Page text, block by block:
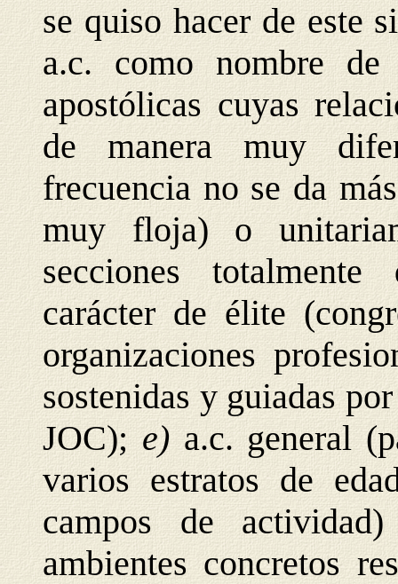
se quiso hacer de este
a.c. como nombre de
apostólicas cuyas
de manera muy
frecuencia no se da
muy floja) o
secciones totalmente
carácter de élite
organizaciones
sostenidas y guiadas
JOC);e)a.c. general
varios estratos de
campos de
ambientes concretos